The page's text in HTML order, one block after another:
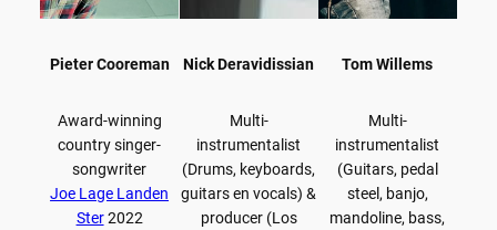
Pieter Cooreman
Award-winning
country singer-
songwriter
Joe Lage Landen
Ster2022
Nick Deravidissian
Multi-
instrumentalist
(Drums, keyboards,
guitars en vocals) &
producer (Los
Tom Willems
Multi-
instrumentalist
(Guitars, pedal
steel, banjo,
mandoline, bass,